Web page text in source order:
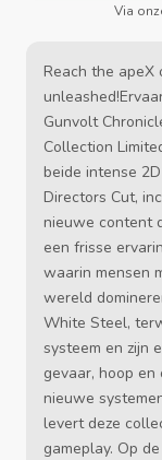
Via
Reach the apeX
Gunvolt
Collection
beide intense
Directors Cut,
nieuwe content
een frisse
waarin mensen
wereld
White Steel,
systeem en zijn
gevaar, hoop
nieuwe
levert deze
gameplay. Op